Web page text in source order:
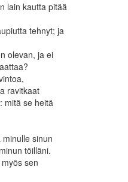
lain kautta pitää
tehnyt; ja
olevan, ja ei
ravitkaat
mitä se heitä
sinun
töilläni.
sen